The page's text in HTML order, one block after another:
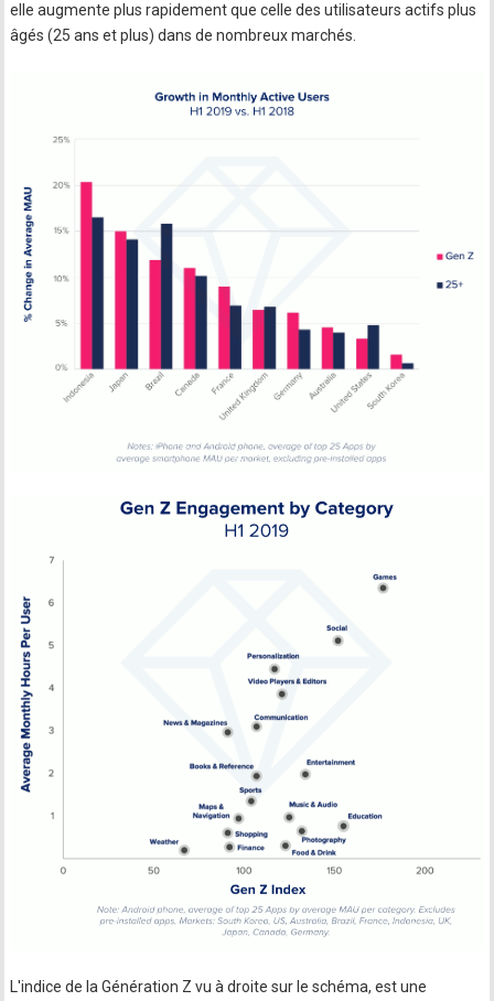
elle augmente plus rapidement que celle des utilisateurs actifs plus
âgés (25 ans et plus) dans de nombreux marchés.
L'indice de la Génération Z vu à droite sur le schéma, est une